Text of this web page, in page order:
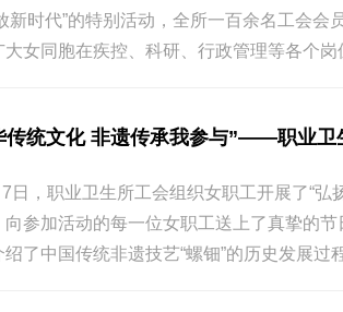
新时代”的特别活动，全所一百余名工会
大女同胞在疾控、科研、行政管理等各个
传统文化 非遗传承我参与”——职业卫
日，职业卫生所工会组织女职工开展了“
向参加活动的每一位女职工送上了真挚
绍了中国传统非遗技艺“螺钿”的历史发展